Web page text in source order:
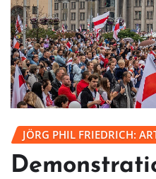
JÖRG PHIL FRIEDRICH: